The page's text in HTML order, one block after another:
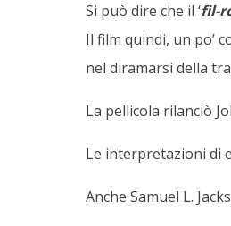
Si può dire che il ‘fil-
Il film quindi, un po’
nel diramarsi della
La pellicola rilanciò
Le interpretazioni di
Anche Samuel L.